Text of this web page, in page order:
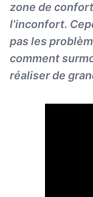
zone de
l'inconfort.
pas les
comment
réaliser de